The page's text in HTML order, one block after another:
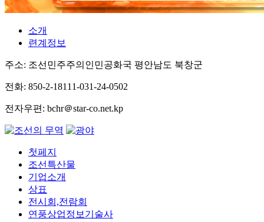
소개
련계정보
주소: 조선민주주의인민공화국 평안남도 북창군
전화: 850-2-18111-031-24-0502
전자우편: bchr＠star-co.net.kp
첫페지
조선특산물
기업소개
상표
전시회,전람회
연풍상업정보기술사